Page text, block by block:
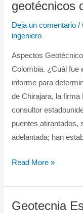
geotécnicos
Deja un comentario /
ingeniero
Aspectos
Colombia. ¿Cuál fue
informe para
de Chirajara, la
consultor
puentes atirantados,
adelantada; han
Puente
|
geotécnicos
del
mecanismo
de
falla
Read More »
Geotecnia
Geotecnia